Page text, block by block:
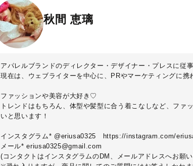
秋間 恵璃
アパレルブランドのディレクター・デザイナー・プレスに従
現在は、ウェブライターを中心に、PRやマーケティングに携
ファッションや美容が大好き♡
トレンドはもちろん、体型や髪型に合う着こなしなど、ファ
いと思います！
インスタグラム* @eriusa0325
https://instagram.com/
メール* eriusa0325@gmail.com
(コンタクトはインスタグラムのDM、メールアドレスへお願